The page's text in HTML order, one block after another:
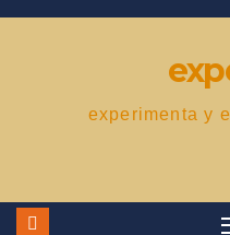
Saltar
experimenta y